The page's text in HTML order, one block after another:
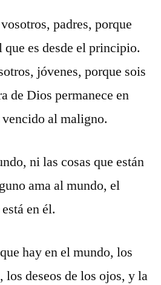
padres, porque
es desde el principio.
jóvenes, porque sois
de Dios permanece en
al maligno.
ni las cosas que están
ama al mundo, el
en él.
hay en el mundo, los
los deseos de los ojos, y la